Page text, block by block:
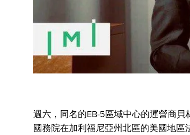
週六，同名的EB-5區域中心的運營商
國務院在加利福尼亞州北區的美國地區